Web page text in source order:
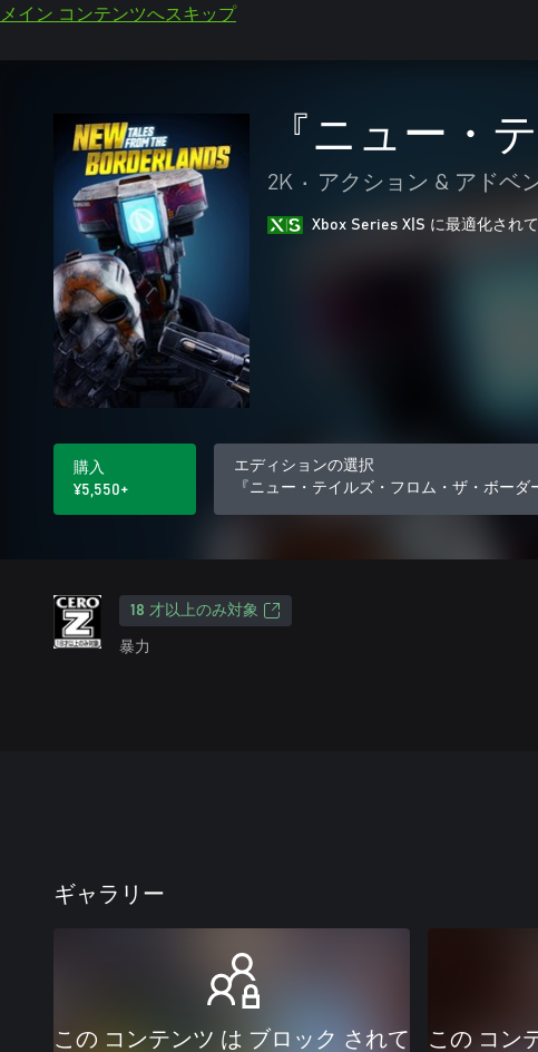
メイン コンテンツへスキップ
『ニュー・
2K • アクション & アドベ
Xbox Series X|S に最適化され
購入
¥5,550+
エディションの選択
『ニュー・テイルズ・フロム・ザ・ボーダ
18 才以上のみ対象
暴力
ギャラリー
この コンテンツ は ブロック されて
この コン